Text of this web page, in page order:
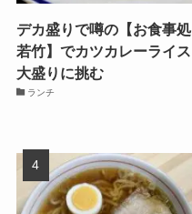
デカ盛りで噂の【お食事処
若竹】でカツカレーライス
大盛りに挑む
ランチ